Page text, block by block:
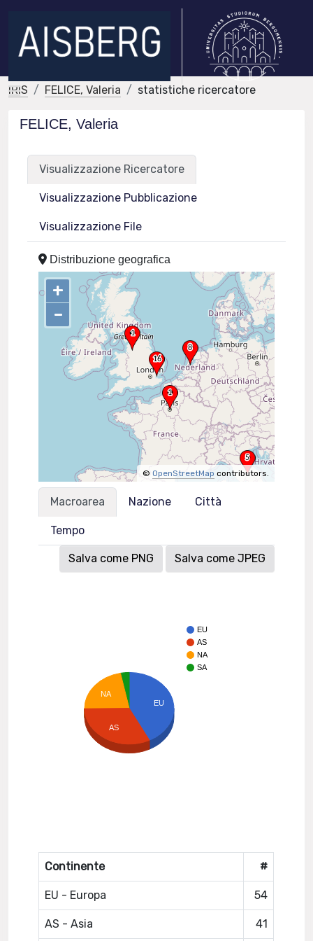
IRIS FELICE, Valeria statistiche ricercatore
FELICE, Valeria
Visualizzazione Ricercatore
Visualizzazione Pubblicazione
Visualizzazione File
Distribuzione geografica
+
–
© OpenStreetMap contributors.
Macroarea Nazione Città
Tempo
Salva come PNG Salva come JPEG
EU
AS
NA
SA
EU
NA
AS
Continente #
EU - Europa 54
AS - Asia 41